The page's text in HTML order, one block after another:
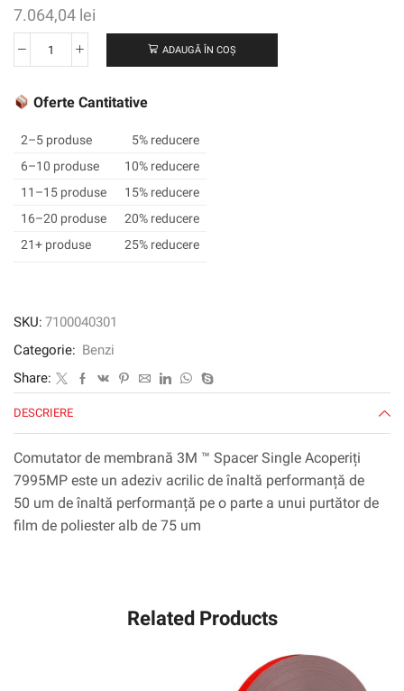
7.064,04 lei
Cantitate
de
de
membrană
3M
™
7995MP,
transparent,
914
0,13
mm
ADAUGĂ ÎN COȘ
Oferte Cantitative
2–5 produse
5% reducere
6–10 produse
10% reducere
11–15 produse
15% reducere
16–20 produse
20% reducere
21+ produse
25% reducere
SKU: 7100040301
Categorie: Benzi
Share:
DESCRIERE
Comutator de membrană 3M ™ Spacer Single Acoperiți
7995MP este un adeziv acrilic de înaltă performanță de
50 um de înaltă performanță pe o parte a unui purtător de
film de poliester alb de 75 um
Related Products